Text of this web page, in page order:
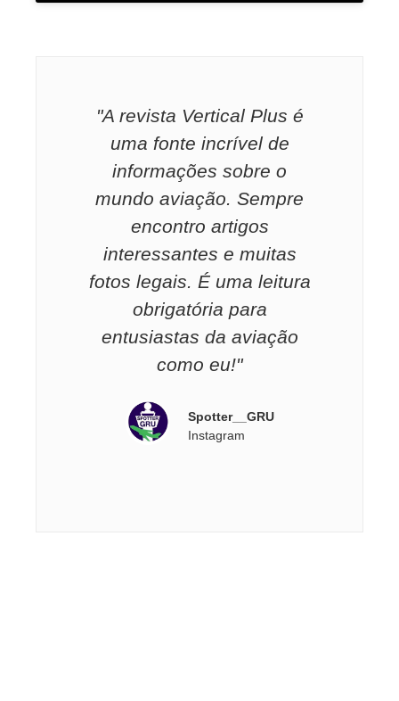
"A revista Vertical Plus é
uma fonte incrível de
informações sobre o
mundo aviação. Sempre
encontro artigos
interessantes e muitas
fotos legais. É uma leitura
obrigatória para
entusiastas da aviação
como eu!"
Spotter__GRU
Instagram